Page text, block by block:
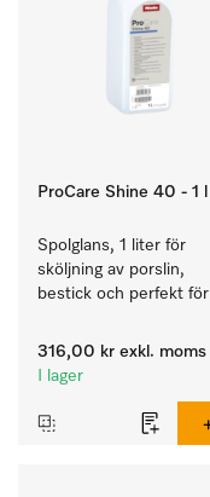
ProCare Shine 40 - 1 l
Spolglans, 1 liter för
sköljning av porslin,
bestick och perfekt för
316,00 kr exkl. moms
I lager